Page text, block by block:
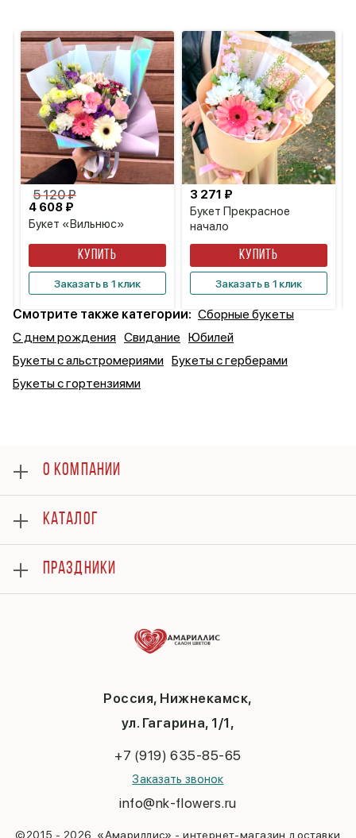
Букет «Вильнюс»
4 608 ₽
5 120 ₽
КУПИТЬ
Заказать в 1 клик
Букет Прекрасное
начало
3 271 ₽
КУПИТЬ
Заказать в 1 клик
Смотрите также категории: Сборные букеты
С днем рождения Свидание Юбилей
Букеты с альстромериями Букеты с герберами
Букеты с гортензиями
Россия, Нижнекамск,
ул. Гагарина, 1/1,
+7 (919) 635-85-65
Заказать звонок
info@nk-flowers.ru
©2015 - 2026, «Амариллис» - интернет-магазин доставки
О КОМПАНИИ
Оплата
Отзывы
Гарантии
Доставка
Вопросы и ответы
Политика конфиденциальности
КАТАЛОГ
Букеты
Композиции
ПРАЗДНИКИ
Последний звонок